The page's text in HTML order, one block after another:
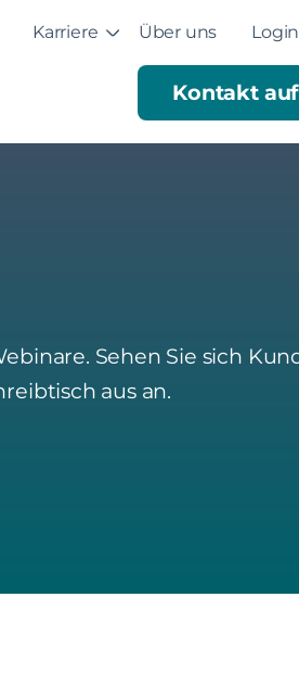
Kontakt
Karriere Über uns Login
Sehen Sie sich
aus an.